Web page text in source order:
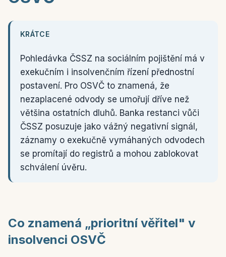
KRÁTCE
Pohledávka ČSSZ na sociálním pojištění má v
exekučním i insolvenčním řízení přednostní
postavení. Pro OSVČ to znamená, že
nezaplacené odvody se umořují dříve než
většina ostatních dluhů. Banka restanci vůči
ČSSZ posuzuje jako vážný negativní signál,
záznamy o exekučně vymáhaných odvodech
se promítají do registrů a mohou zablokovat
schválení úvěru.
Co znamená „prioritní věřitel" v
insolvenci OSVČ